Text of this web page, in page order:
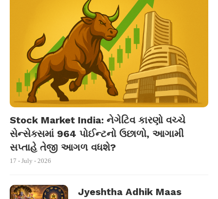
Stock Market India: નેગેટિવ કારણો વચ્ચે
સેન્સેક્સમાં 964 પોઈન્ટનો ઉછાળો, આગામી
સપ્તાહે તેજી આગળ વધશે?
17 - July - 2026
Jyeshtha Adhik Maas